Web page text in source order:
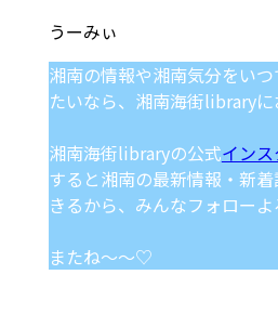
湘南の情報や湘南気分をい
たいなら、湘南海街library
湘南海街libraryの公式イン
すると湘南の最新情報・新
きるから、みんなフォロー
またね～～♡